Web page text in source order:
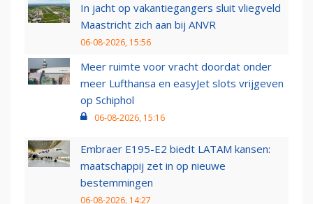
In jacht op vakantiegangers sluit vliegveld
Maastricht zich aan bij ANVR
06-08-2026, 15:56
Meer ruimte voor vracht doordat onder
meer Lufthansa en easyJet slots vrijgeven
op Schiphol
06-08-2026, 15:16
Embraer E195-E2 biedt LATAM kansen:
maatschappij zet in op nieuwe
bestemmingen
06-08-2026, 14:27